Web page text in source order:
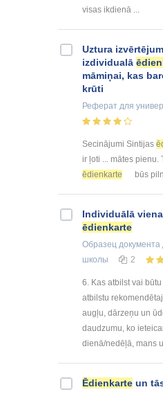
visas ikdienā ...
Uztura
izdividualā
māmiņai, kas
krūti
Реферат для
Secinājumi Sintijas
ir ļoti ... mātes pienu.
ēdienkarte
būs
Individuālā
ēdienkarte
Образец документа
школы
2
6. Kas atbilst vai
atbilstu
augļu, dārzeņu un
daudzumu, ko
dienā/nedēļā, mans
Ēdienkarte un